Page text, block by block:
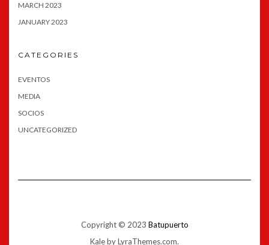
MARCH 2023
JANUARY 2023
CATEGORIES
EVENTOS
MEDIA
SOCIOS
UNCATEGORIZED
Copyright © 2023 Batupuerto
Kaleby LyraThemes.com.